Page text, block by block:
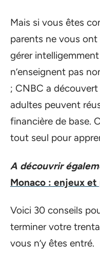
Mais si vous êtes
parents ne vous
gérer
n’enseignent pas
; CNBC a
adultes peuvent
financière de base.
tout seul pour
A découvrir
Monaco : enjeux
Voici 30 conseils
terminer votre
vous n’y êtes entré.